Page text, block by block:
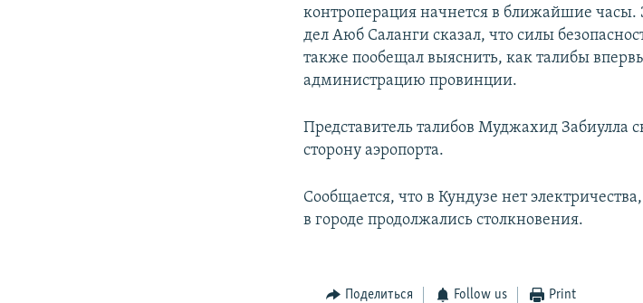
контроперация начнется в ближайшие
дел Аюб Саланги сказал, что силы
также пообещал выяснить, как талибы
администрацию провинции.
Представитель талибов Муджахид Забиулла
сторону аэропорта.
Сообщается, что в Кундузе нет
в городе продолжались столкновения.
Поделиться Follow us Print